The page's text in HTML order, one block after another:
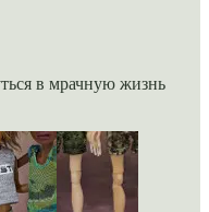
в мрачную жизнь